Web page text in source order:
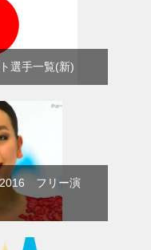
選手一覧(新)
フリー演